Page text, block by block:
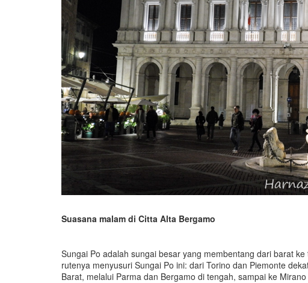
Suasana malam di Citta Alta Bergamo
Sungai Po adalah sungai besar yang membentang dari barat
rutenya menyusuri Sungai Po ini: dari Torino dan Piemonte
Barat, melalui Parma dan Bergamo di tengah, sampai ke